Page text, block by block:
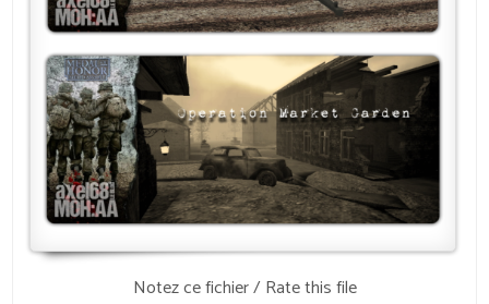
Notez ce fichier / Rate this file